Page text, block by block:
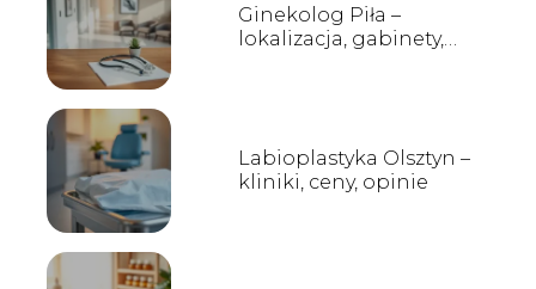
Ginekolog Piła –
lokalizacja, gabinety,
Labioplastyka Olsztyn –
kliniki, ceny, opinie